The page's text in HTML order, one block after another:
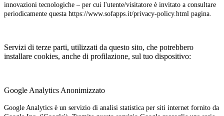
innovazioni tecnologiche – per cui l'utente/visitatore è invitato a consultare
periodicamente questa https://www.sofapps.it/privacy-policy.html pagina.
Servizi di terze parti, utilizzati da questo sito, che potrebbero
installare cookies, anche di profilazione, sul tuo dispositivo:
Google Analytics Anonimizzato
Google Analytics è un servizio di analisi statistica per siti internet fornito da